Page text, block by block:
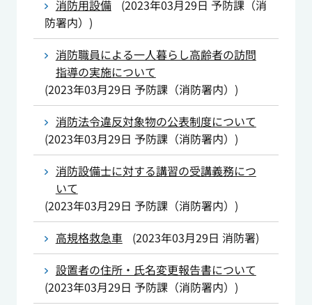
消防用設備
(2023年03月29日 予防課（消
防署内） )
消防職員による一人暮らし高齢者の訪問
指導の実施について
(2023年03月29日 予防課（消防署内） )
消防法令違反対象物の公表制度について
(2023年03月29日 予防課（消防署内） )
消防設備士に対する講習の受講義務につ
いて
(2023年03月29日 予防課（消防署内） )
高規格救急車
(2023年03月29日 消防署)
設置者の住所・氏名変更報告書について
(2023年03月29日 予防課（消防署内） )